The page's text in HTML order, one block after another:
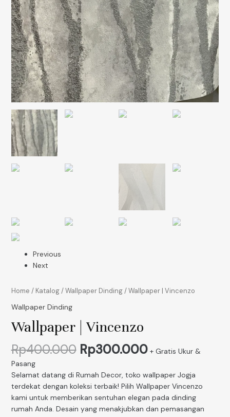
Previous
Next
Home / Katalog/Wallpaper Dinding/ Wallpaper | Vincenzo
Wallpaper Dinding
Wallpaper | Vincenzo
Rp400.000 Rp300.000 + Gratis Ukur &
Pasang
Selamat datang di Rumah Decor, toko wallpaper Jogja
terdekat dengan koleksi terbaik! Pilih Wallpaper Vincenzo
kami untuk memberikan sentuhan elegan pada dinding
rumah Anda. Desain yang menakjubkan dan pemasangan